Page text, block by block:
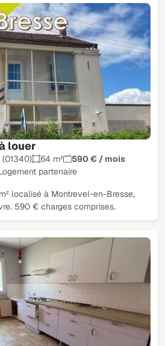
louer
64 m²
590 € / mois
partenaire
localisé à Montrevel-en-Bresse,
590 € charges comprises.